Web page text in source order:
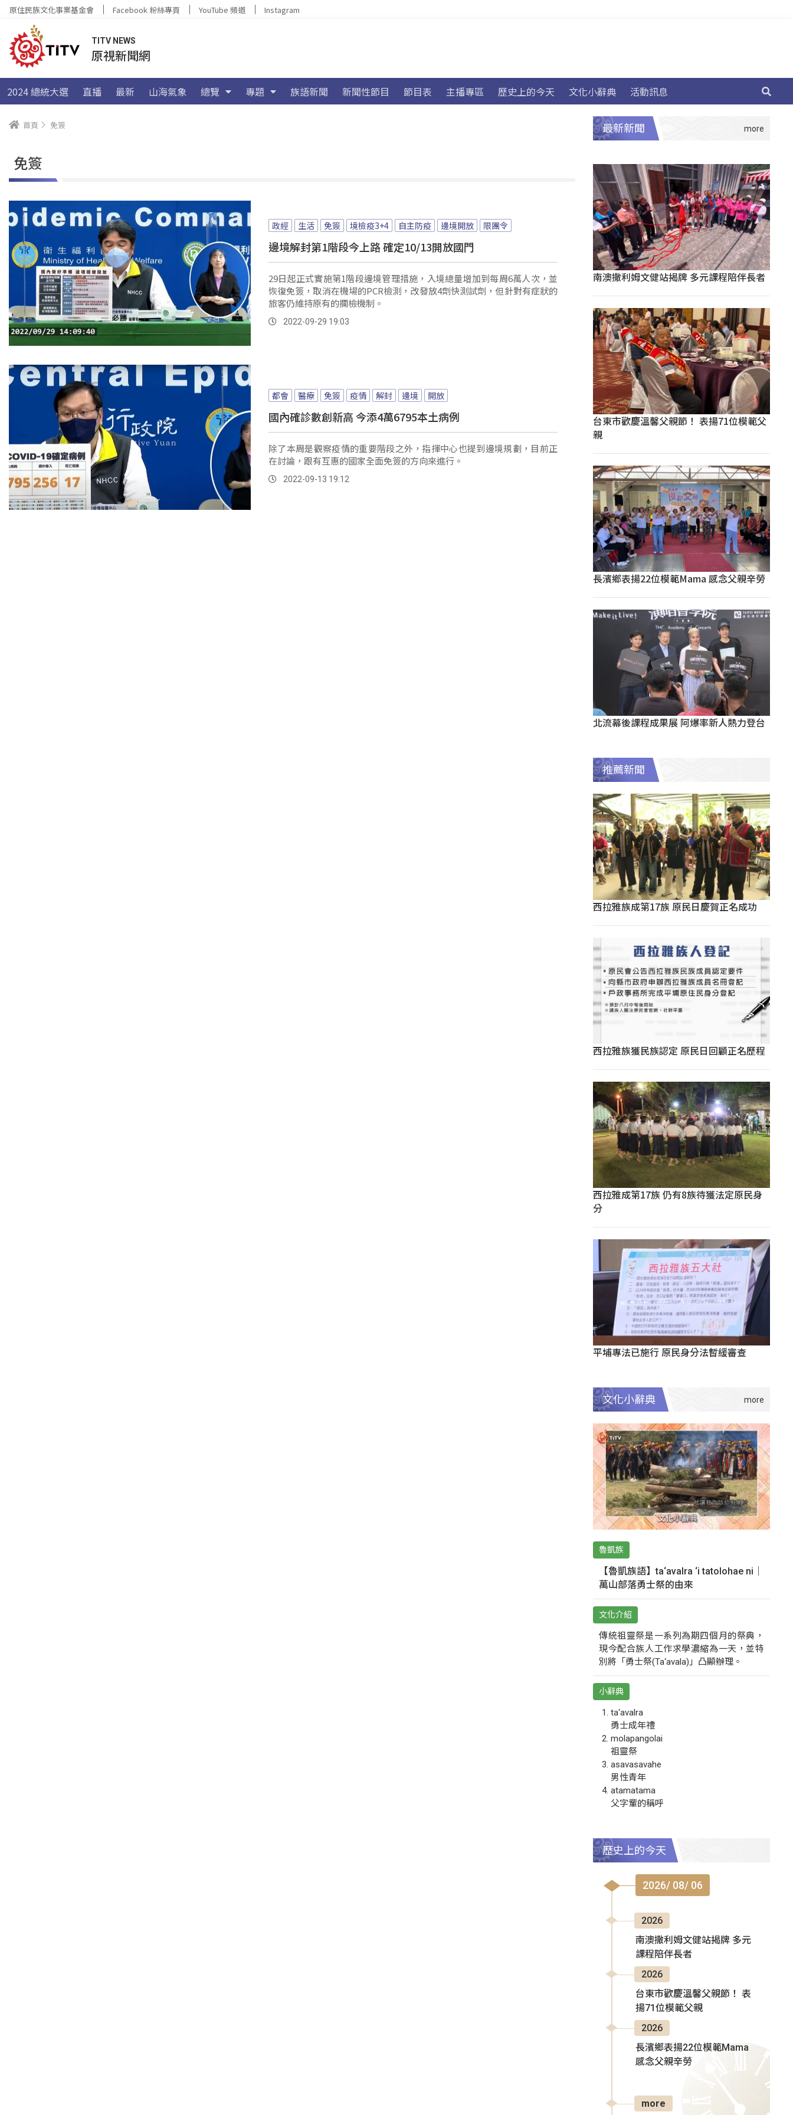
原住民族文化事業基金會 Facebook 粉絲專頁 YouTube 頻道 Instagram
TITV NEWS
原視新聞網
2024 總統大選 直播 最新 山海氣象 總覽 專題 族語新聞 新聞性節目 節目表 主播專區 歷史上的今天 文化小辭典 活動訊息
首頁 免簽
免簽
政經 生活 免簽 境檢疫3+4 自主防疫 邊境開放 限團令
邊境解封第1階段今上路 確定10/13開放國門
29日起正式實施第1階段邊境管理措施，入境總量增加到每周6萬人次，並
恢復免簽，取消在機場的PCR檢測，改發放4劑快測試劑，但針對有症狀的
旅客仍維持原有的攔檢機制。
2022-09-29 19:03
都會 醫療 免簽 疫情 解封 邊境 開放
國內確診數創新高 今添4萬6795本土病例
除了本周是觀察疫情的重要階段之外，指揮中心也提到邊境規劃，目前正
在討論，跟有互惠的國家全面免簽的方向來進行。
2022-09-13 19:12
最新新聞
南澳撒利姆文健站揭牌 多元課程陪伴長者
台東市歡慶溫馨父親節！ 表揚71位模範父
親
長濱鄉表揚22位模範Mama 感念父親辛勞
北流幕後課程成果展 阿爆率新人熱力登台
推薦新聞
西拉雅族成第17族 原民日慶賀正名成功
西拉雅族獲民族認定 原民日回顧正名歷程
西拉雅成第17族 仍有8族待獲法定原民身
分
平埔專法已施行 原民身分法暫緩審查
文化小辭典
魯凱族
【魯凱族語】ta‘avalra ‘i tatolohae ni｜
萬山部落勇士祭的由來
文化介紹
傳統祖靈祭是一系列為期四個月的祭典，
現今配合族人工作求學濃縮為一天，並特
別將「勇士祭(Ta‘avala)」凸顯辦理。
小辭典
ta‘avalra
勇士成年禮
molapangolai
祖靈祭
asavasavahe
男性青年
atamatama
父字輩的稱呼
歷史上的今天
2026/ 08/ 06
2026
南澳撒利姆文健站揭牌 多元
課程陪伴長者
2026
台東市歡慶溫馨父親節！ 表
揚71位模範父親
2026
長濱鄉表揚22位模範Mama
感念父親辛勞
more